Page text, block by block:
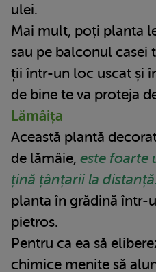
ulei.
Mai mult, poți planta
sau pe balconul casei
ții într-un loc uscat și
de bine te va proteja
Lămâița
Această plantă
de lămâie, este foarte
țină țânțarii la distanță.
planta în grădină într-
pietros.
Pentru ca ea să
chimice menite să